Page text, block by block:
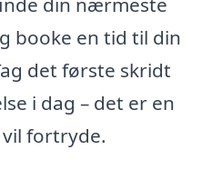
booke en tid til din
det første skridt
i dag – det er en
fortryde.